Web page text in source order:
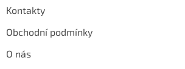
Kontakty
Obchodní podmínky
O nás